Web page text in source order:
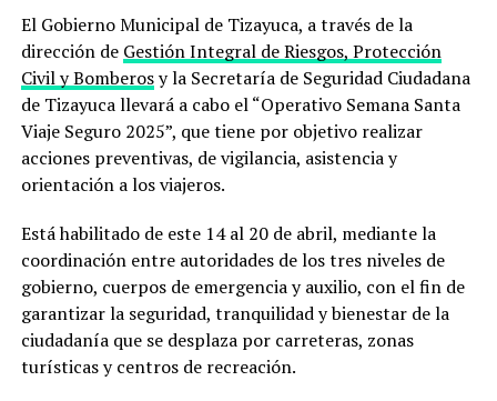
El Gobierno Municipal de Tizayuca, a través de la
dirección de Gestión Integral de Riesgos, Protección
Civil y Bomberosy la Secretaría de Seguridad Ciudadana
de Tizayuca llevará a cabo el “Operativo Semana Santa
Viaje Seguro 2025”, que tiene por objetivo realizar
acciones preventivas, de vigilancia, asistencia y
orientación a los viajeros.
Está habilitado de este 14 al 20 de abril, mediante la
coordinación entre autoridades de los tres niveles de
gobierno, cuerpos de emergencia y auxilio, con el fin de
garantizar la seguridad, tranquilidad y bienestar de la
ciudadanía que se desplaza por carreteras, zonas
turísticas y centros de recreación.